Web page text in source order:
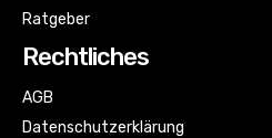
Ratgeber
Rechtliches
AGB
Datenschutzerklärung